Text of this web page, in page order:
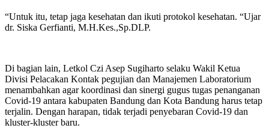
“Untuk itu, tetap jaga kesehatan dan ikuti protokol kesehatan. “Ujar
dr. Siska Gerfianti, M.H.Kes.,Sp.DLP.
Di bagian lain, Letkol Czi Asep Sugiharto selaku Wakil Ketua
Divisi Pelacakan Kontak pegujian dan Manajemen Laboratorium
menambahkan agar koordinasi dan sinergi gugus tugas penanganan
Covid-19 antara kabupaten Bandung dan Kota Bandung harus tetap
terjalin. Dengan harapan, tidak terjadi penyebaran Covid-19 dan
kluster-kluster baru.